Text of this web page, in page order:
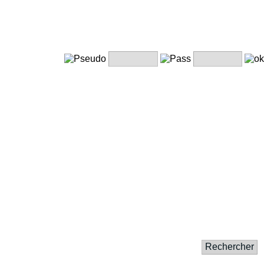
Rechercher